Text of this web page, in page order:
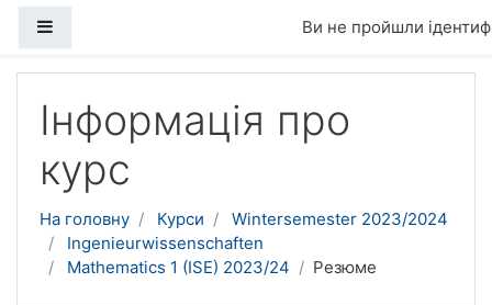
Ви не пройшли
Інформація про
курс
На головну Курси
Wintersemester 2023/2024
Ingenieurwissenschaften
Mathematics 1 (ISE) 2023/24
Резюме